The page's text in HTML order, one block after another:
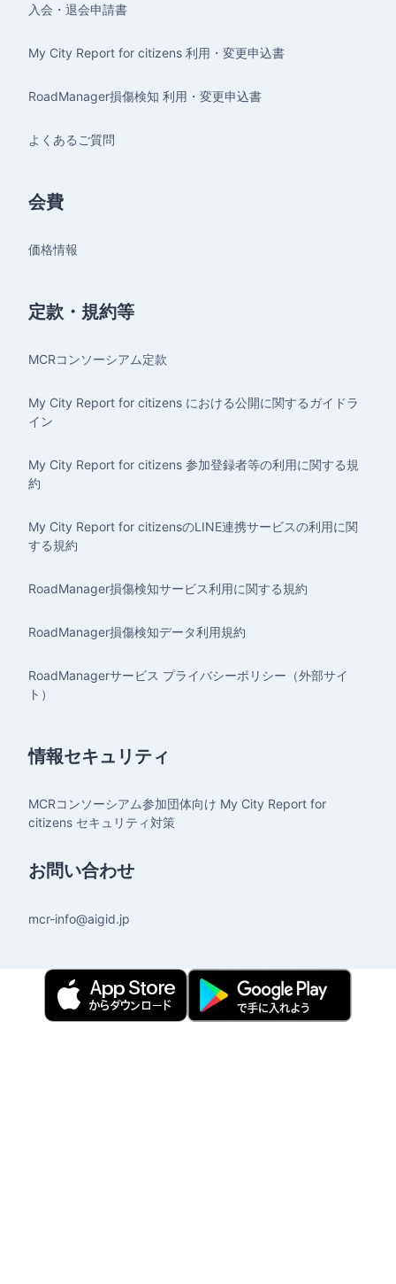
入会・退会申請書
My City Report for citizens 利用・変更申込書
RoadManager損傷検知 利用・変更申込書
よくあるご質問
会費
価格情報
定款・規約等
MCRコンソーシアム定款
My City Report for citizens における公開に関するガイドラ
イン
My City Report for citizens 参加登録者等の利用に関する規
約
My City Report for citizensのLINE連携サービスの利用に関
する規約
RoadManager損傷検知サービス利用に関する規約
RoadManager損傷検知データ利用規約
RoadManagerサービス プライバシーポリシー（外部サイ
ト）
情報セキュリティ
MCRコンソーシアム参加団体向け My City Report for
citizens セキュリティ対策
お問い合わせ
mcr-info@aigid.jp